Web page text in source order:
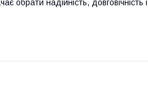
обрати надійність, довговічність